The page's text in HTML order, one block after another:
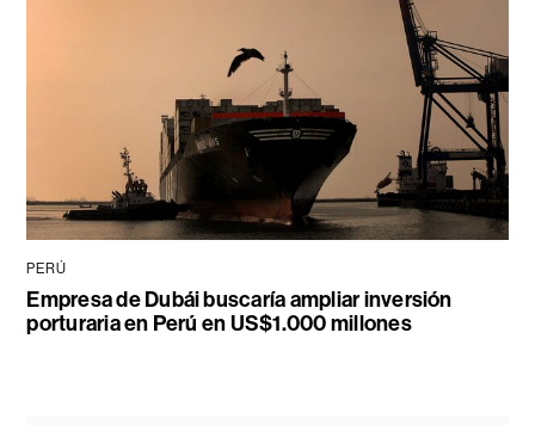
PERÚ
Empresa de Dubái buscaría ampliar inversión
porturaria en Perú en US$1.000 millones